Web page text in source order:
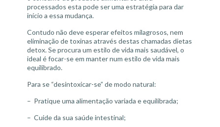
processados esta pode ser uma estratégia para dar
início a essa mudança.
Contudo não deve esperar efeitos milagrosos, nem
eliminação de toxinas através destas chamadas dietas
detox. Se procura um estilo de vida mais saudável, o
ideal é focar-se em manter num estilo de vida mais
equilibrado.
Para se “desintoxicar-se” de modo natural:
– Pratique uma alimentação variada e equilibrada;
– Cuide da sua saúde intestinal;